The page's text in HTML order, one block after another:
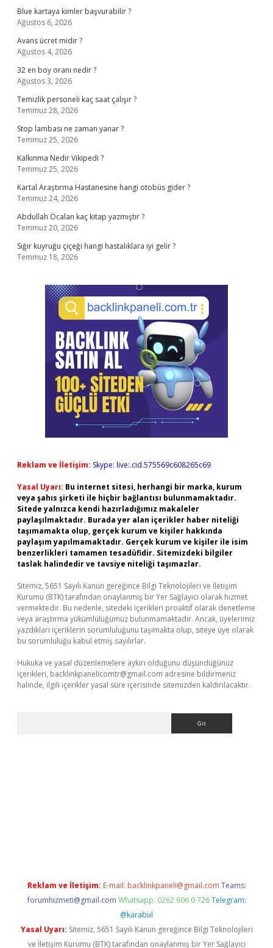
Blue kartaya kimler başvurabilir ?
Ağustos 6, 2026
Avans ücret midir ?
Ağustos 4, 2026
32 en boy oranı nedir ?
Ağustos 3, 2026
Temizlik personeli kaç saat çalışır ?
Temmuz 28, 2026
Stop lambası ne zaman yanar ?
Temmuz 25, 2026
Kalkınma Nedir Vikipedi ?
Temmuz 25, 2026
Kartal Araştırma Hastanesine hangi otobüs gider ?
Temmuz 24, 2026
Abdullah Öcalan kaç kitap yazmıştır ?
Temmuz 20, 2026
Sığır kuyruğu çiçeği hangi hastalıklara iyi gelir ?
Temmuz 18, 2026
Reklam ve İletişim: Skype: live:.cid.575569c608265c69
Yasal Uyarı: Bu internet sitesi, herhangi bir marka, kurum
veya şahıs şirketi ile hiçbir bağlantısı bulunmamaktadır.
Sitede yalnızca kendi hazırladığımız makaleler
paylaşılmaktadır. Burada yer alan içerikler haber niteliği
taşımamakta olup, gerçek kurum ve kişiler hakkında
paylaşım yapılmamaktadır. Gerçek kurum ve kişiler ile isim
benzerlikleri tamamen tesadüfidir. Sitemizdeki bilgiler
taslak halindedir ve tavsiye niteliği taşımazlar.
Sitemiz, 5651 Sayılı Kanun gereğince Bilgi Teknolojileri ve İletişim
Kurumu (BTK) tarafından onaylanmış bir Yer Sağlayıcı olarak hizmet
vermektedir. Bu nedenle, sitedeki içerikleri proaktif olarak denetleme
veya araştırma yükümlülüğümüz bulunmamaktadır. Ancak, üyelerimiz
yazdıkları içeriklerin sorumluluğunu taşımakta olup, siteye üye olarak
bu sorumluluğu kabul etmiş sayılırlar.
Hukuka ve yasal düzenlemelere aykırı olduğunu düşündüğünüz
içerikleri, backlinkpanelicomtr@gmail.com adresine bildirmeniz
halinde, ilgili içerikler yasal süre içerisinde sitemizden kaldırılacaktır.
Reklam ve İletişim: E-mail: backlinkpaneli@gmail.com Teams:
forumhizmeti@gmail.com Whatsapp: 0262 606 0 726 Telegram:
@karabul
Yasal Uyarı: Sitemiz, 5651 Sayılı Kanun gereğince Bilgi Teknolojileri
ve İletişim Kurumu (BTK) tarafından onaylanmış bir Yer Sağlayıcı